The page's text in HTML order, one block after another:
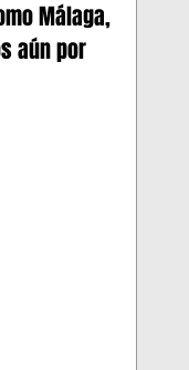
Málaga,
aún por